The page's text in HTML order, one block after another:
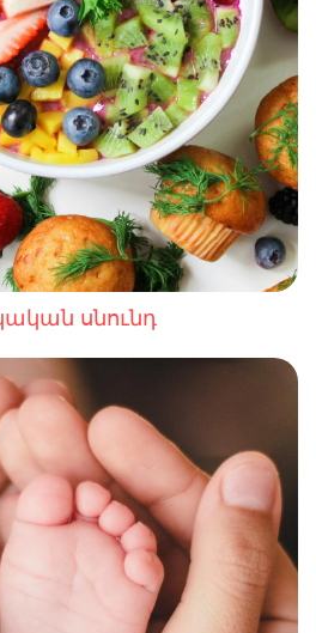
սնունդ